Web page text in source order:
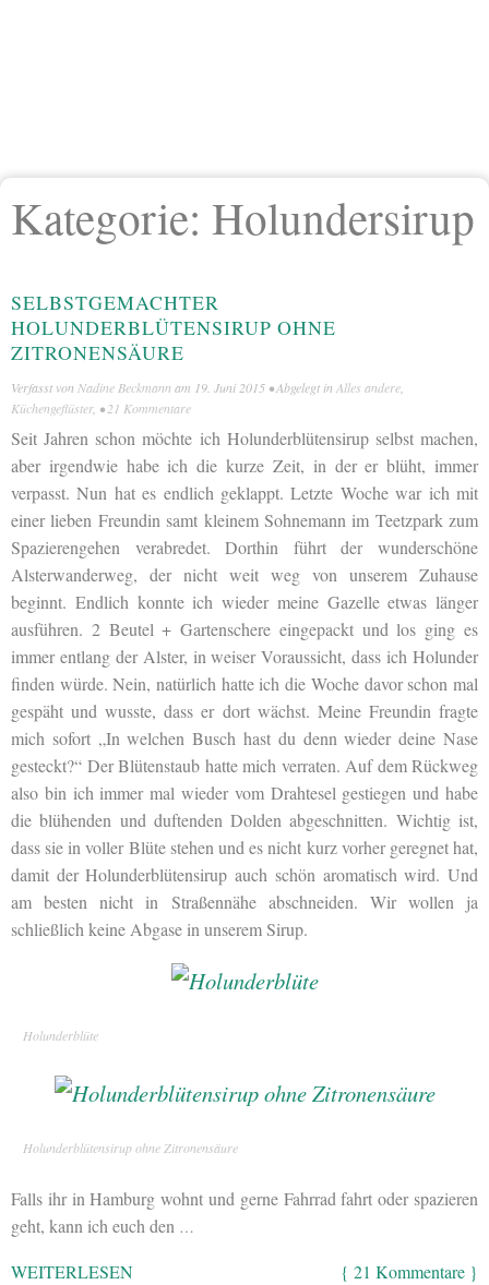
Kategorie: Holundersirup
SELBSTGEMACHTER
HOLUNDERBLÜTENSIRUP OHNE
ZITRONENSÄURE
Verfasst von Nadine Beckmann am 19. Juni 2015 • Abgelegt in Alles andere
Küchengeflüster, •21 Kommentare
Seit Jahren schon möchte ich Holunderblütensirup selbst machen,
aber irgendwie habe ich die kurze Zeit, in der er blüht, immer
verpasst. Nun hat es endlich geklappt. Letzte Woche war ich mit
einer lieben Freundin samt kleinem Sohnemann im Teetzpark zum
Spazierengehen verabredet. Dorthin führt der wunderschöne
Alsterwanderweg, der nicht weit weg von unserem Zuhause
beginnt. Endlich konnte ich wieder meine Gazelle etwas länger
ausführen. 2 Beutel + Gartenschere eingepackt und los ging es
immer entlang der Alster, in weiser Voraussicht, dass ich Holunder
finden würde. Nein, natürlich hatte ich die Woche davor schon mal
gespäht und wusste, dass er dort wächst. Meine Freundin fragte
mich sofort „In welchen Busch hast du denn wieder deine Nase
gesteckt?“ Der Blütenstaub hatte mich verraten. Auf dem Rückweg
also bin ich immer mal wieder vom Drahtesel gestiegen und habe
die blühenden und duftenden Dolden abgeschnitten. Wichtig ist,
dass sie in voller Blüte stehen und es nicht kurz vorher geregnet hat,
damit der Holunderblütensirup auch schön aromatisch wird. Und
am besten nicht in Straßennähe abschneiden. Wir wollen ja
schließlich keine Abgase in unserem Sirup.
Holunderblüte
Holunderblütensirup ohne Zitronensäure
Falls ihr in Hamburg wohnt und gerne Fahrrad fahrt oder spazieren
geht, kann ich euch den …
WEITERLESEN { 21 Kommentare }